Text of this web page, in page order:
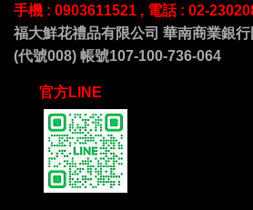
手機 : 0903611521 , 電話 : 02-
福大鮮花禮品有限公司 華南商業銀
(代號008) 帳號107-100-736-064
官方LINE